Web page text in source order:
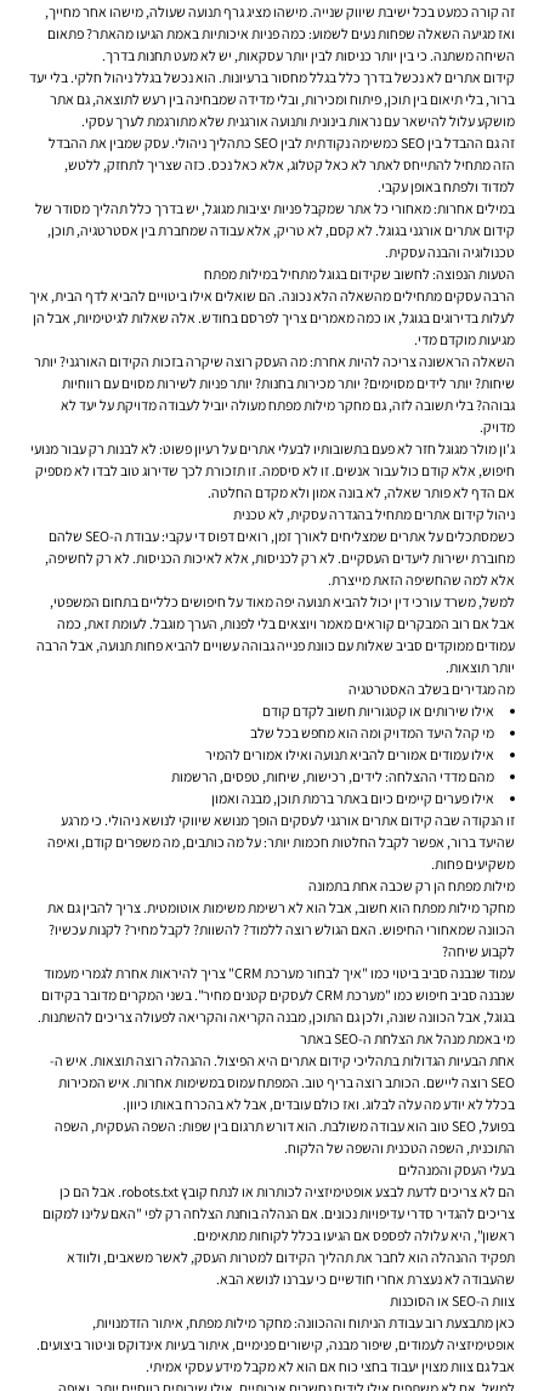
זה קורה כמעט בכל ישיבת שיווק שנייה. מישהו מציג גרף תנועה שעולה, מישהו אחר מחייך,
ואז מגיעה השאלה שפחות נעים לשמוע: כמה פניות איכותיות באמת הגיעו מהאתר? פתאום
השיחה משתנה. כי בין יותר כניסות לבין יותר עסקאות, יש לא מעט תחנות בדרך.
קידום אתריםלא נכשל בדרך כלל בגלל מחסור ברעיונות. הוא נכשל בגלל ניהול חלקי. בלי יעד
ברור, בלי תיאום בין תוכן, פיתוח ומכירות, ובלי מדידה שמבחינה בין רעש לתוצאה, גם אתר
מושקע עלול להישאר עם נראות בינונית ותנועה אורגנית שלא מתורגמת לערך עסקי.
זה גם ההבדל בין SEO כמשימה נקודתית לבין SEO כתהליך ניהולי. עסק שמבין את ההבדל
הזה מתחיל להתייחס לאתר לא כאל קטלוג, אלא כאל נכס. כזה שצריך לתחזק, ללטש,
למדוד ולפתח באופן עקבי.
במילים אחרות: מאחורי כל אתר שמקבל פניות יציבות מגוגל, יש בדרך כלל תהליך מסודר של
קידום אתרים אורגני בגוגל. לא קסם, לא טריק, אלא עבודה שמחברת בין אסטרטגיה, תוכן,
טכנולוגיה והבנה עסקית.
הטעות הנפוצה: לחשוב שקידום בגוגל מתחיל במילות מפתח
הרבה עסקים מתחילים מהשאלה הלא נכונה. הם שואלים אילו ביטויים להביא לדף הבית, איך
לעלות בדירוגים בגוגל, או כמה מאמרים צריך לפרסם בחודש. אלה שאלות לגיטימיות, אבל הן
מגיעות מוקדם מדי.
השאלה הראשונה צריכה להיות אחרת: מה העסק רוצה שיקרה בזכות הקידום האורגני? יותר
שיחות? יותר לידים מסוימים? יותר מכירות בחנות? יותר פניות לשירות מסוים עם רווחיות
גבוהה? בלי תשובה לזה, גם מחקר מילות מפתח מעולה יוביל לעבודה מדויקת על יעד לא
מדויק.
ג'ון מולר מגוגל חזר לא פעם בתשובותיו לבעלי אתרים על רעיון פשוט: לא לבנות רק עבור מנועי
חיפוש, אלא קודם כול עבור אנשים. זו לא סיסמה. זו תזכורת לכך שדירוג טוב לבדו לא מספיק
אם הדף לא פותר שאלה, לא בונה אמון ולא מקדם החלטה.
ניהול קידום אתרים מתחיל בהגדרה עסקית, לא טכנית
כשמסתכלים על אתרים שמצליחים לאורך זמן, רואים דפוס די עקבי: עבודת ה-SEO שלהם
מחוברת ישירות ליעדים העסקיים. לא רק לכניסות, אלא לאיכות הכניסות. לא רק לחשיפה,
אלא למה שהחשיפה הזאת מייצרת.
למשל, משרד עורכי דין יכול להביא תנועה יפה מאוד על חיפושים כלליים בתחום המשפטי,
אבל אם רוב המבקרים קוראים מאמר ויוצאים בלי לפנות, הערך מוגבל. לעומת זאת, כמה
עמודים ממוקדים סביב שאלות עם כוונת פנייה גבוהה עשויים להביא פחות תנועה, אבל הרבה
יותר תוצאות.
מה מגדירים בשלב האסטרטגיה
אילו שירותים או קטגוריות חשוב לקדם קודם
מי קהל היעד המדויק ומה הוא מחפש בכל שלב
אילו עמודים אמורים להביא תנועה ואילו אמורים להמיר
מהם מדדי ההצלחה: לידים, רכישות, שיחות, טפסים, הרשמות
אילו פערים קיימים כיום באתר ברמת תוכן, מבנה ואמון
זו הנקודה שבה קידום אתרים אורגני לעסקים הופך מנושא שיווקי לנושא ניהולי. כי מרגע
שהיעד ברור, אפשר לקבל החלטות חכמות יותר: על מה כותבים, מה משפרים קודם, ואיפה
משקיעים פחות.
מילות מפתח הן רק שכבה אחת בתמונה
מחקר מילות מפתח הוא חשוב, אבל הוא לא רשימת משימות אוטומטית. צריך להבין גם את
הכוונה שמאחורי החיפוש. האם הגולש רוצה ללמוד? להשוות? לקבל מחיר? לקנות עכשיו?
לקבוע שיחה?
עמוד שנבנה סביב ביטוי כמו "איך לבחור מערכת CRM" צריך להיראות אחרת לגמרי מעמוד
שנבנה סביב חיפוש כמו "מערכת CRM לעסקים קטנים מחיר". בשני המקרים מדובר בקידום
בגוגל, אבל הכוונה שונה, ולכן גם התוכן, מבנה הקריאה והקריאה לפעולה צריכים להשתנות.
מי באמת מנהל את הצלחת ה-SEO באתר
אחת הבעיות הגדולות בתהליכי קידום אתרים היא הפיצול. ההנהלה רוצה תוצאות. איש ה-
SEO רוצה ליישם. הכותב רוצה בריף טוב. המפתח עמוס במשימות אחרות. איש המכירות
בכלל לא יודע מה עלה לבלוג. ואז כולם עובדים, אבל לא בהכרח באותו כיוון.
בפועל, SEO טוב הוא עבודה משולבת. הוא דורש תרגום בין שפות: השפה העסקית, השפה
התוכנית, השפה הטכנית והשפה של הלקוח.
בעלי העסק והמנהלים
הם לא צריכים לדעת לבצע אופטימיזציה לכותרות או לנתח קובץ robots.txt. אבל הם כן
צריכים להגדיר סדרי עדיפויות נכונים. אם הנהלה בוחנת הצלחה רק לפי "האם עלינו למקום
ראשון", היא עלולה לפספס אם הגיעו בכלל לקוחות מתאימים.
תפקיד ההנהלה הוא לחבר את תהליך הקידום למטרות העסק, לאשר משאבים, ולוודא
שהעבודה לא נעצרת אחרי חודשיים כי עברנו לנושא הבא.
צוות ה-SEO או הסוכנות
כאן מתבצעת רוב עבודת הניתוח וההכוונה: מחקר מילות מפתח, איתור הזדמנויות,
אופטימיזציה לעמודים, שיפור מבנה, קישורים פנימיים, איתור בעיות אינדוקס וניטור ביצועים.
אבל גם צוות מצוין יעבוד בחצי כוח אם הוא לא מקבל מידע עסקי אמיתי.